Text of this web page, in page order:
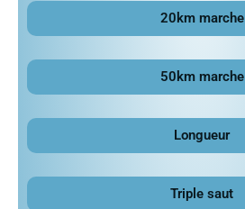
20km marche
50km marche
Longueur
Triple saut